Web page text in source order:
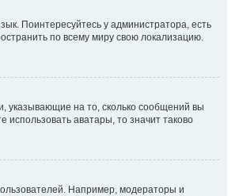
Поинтересуйтесь у администратора, есть
по всему миру свою локализацию.
указывающие на то, сколько сообщений вы
аватары, то значит таково
Например, модераторы и